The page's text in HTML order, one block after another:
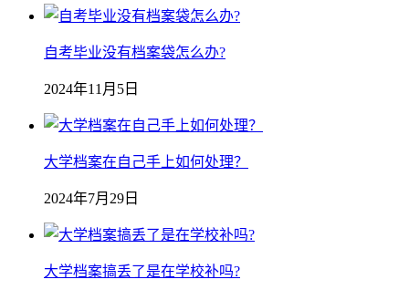
自考毕业没有档案袋怎么办?
2024年11月5日
大学档案在自己手上如何处理？
2024年7月29日
大学档案搞丢了是在学校补吗?